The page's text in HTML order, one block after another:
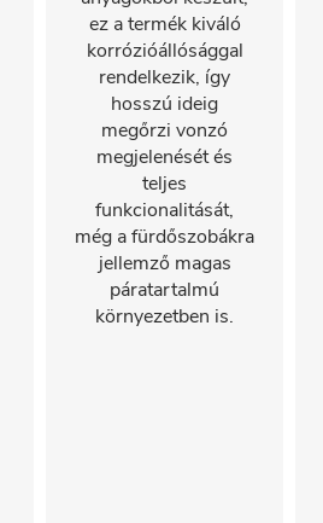
ez a termék kiváló
korrózióállósággal
rendelkezik, így
hosszú ideig
megőrzi vonzó
megjelenését és
teljes
funkcionalitását,
még a fürdőszobákra
jellemző magas
páratartalmú
környezetben is.